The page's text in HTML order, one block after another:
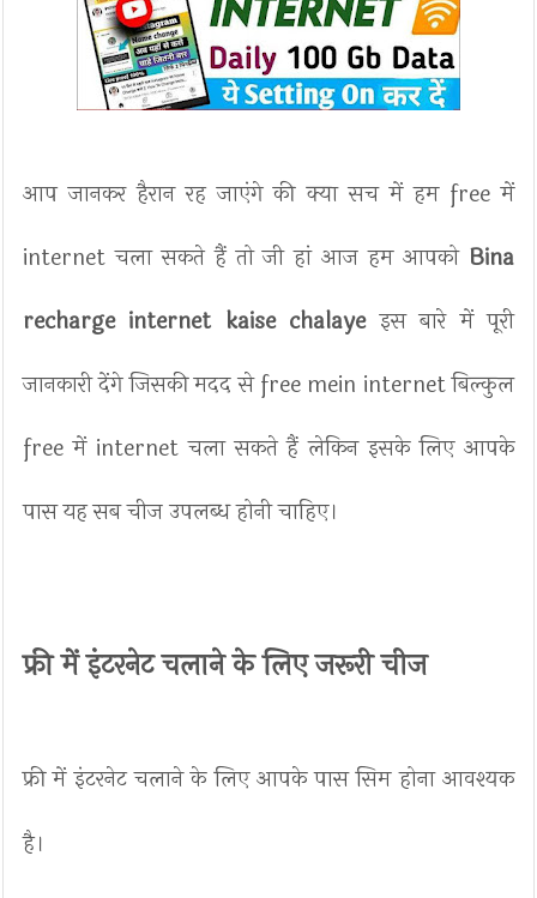
आप जानकर हैरान रह जाएंगे की क्या सच में हम free में
internet चला सकते हैं तो जी हां आज हम आपको Bina
recharge internet kaise chalayeइस बारे में पूरी
जानकारी देंगे जिसकी मदद से free mein internet बिल्कुल
free में internet चला सकते हैं लेकिन इसके लिए आपके
पास यह सब चीज उपलब्ध होनी चाहिए।
फ्री में इंटरनेट चलाने के लिए जरूरी चीज
फ्री में इंटरनेट चलाने के लिए आपके पास सिम होना आवश्यक
है।